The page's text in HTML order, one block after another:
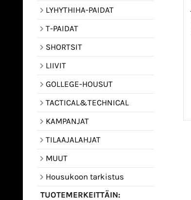
LYHYTHIHA-PAIDAT
T-PAIDAT
SHORTSIT
LIIVIT
GOLLEGE-HOUSUT
TACTICAL&TECHNICAL
KAMPANJAT
TILAAJALAHJAT
MUUT
Housukoon tarkistus
TUOTEMERKEITTÄIN: